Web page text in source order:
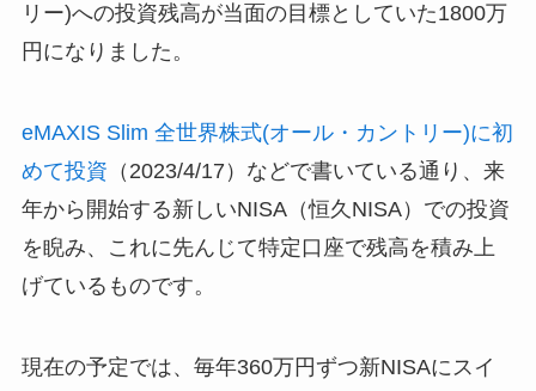
リー)への投資残高が当面の目標としていた1800万
円になりました。
eMAXIS Slim 全世界株式(オール・カントリー)に初
めて投資 （2023/4/17）などで書いている通り、来
年から開始する新しいNISA（恒久NISA）での投資
を睨み、これに先んじて特定口座で残高を積み上
げているものです。
現在の予定では、毎年360万円ずつ新NISAにスイ